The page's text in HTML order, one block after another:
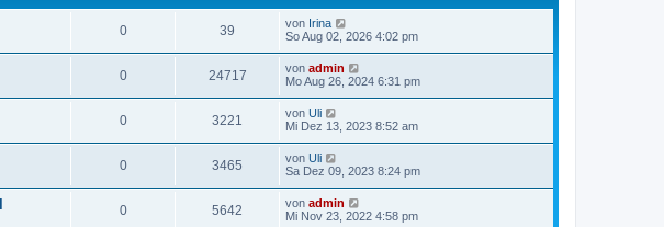
0 39 von Irina
So Aug 02, 2026 4:02 pm
0 24717 von admin
Mo Aug 26, 2024 6:31 pm
0 3221 von Uli
Mi Dez 13, 2023 8:52 am
0 3465 von Uli
Sa Dez 09, 2023 8:24 pm
0 5642 von admin
Mi Nov 23, 2022 4:58 pm